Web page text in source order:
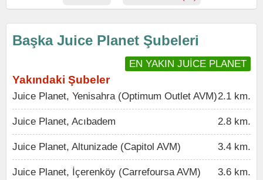
Başka Juice Planet Şubeleri
EN YAKIN JUİCE PLANET
Yakındaki Şubeler
Juice Planet, Yenisahra (Optimum Outlet AVM)2.1 km.
Juice Planet, Acıbadem 2.8 km.
Juice Planet, Altunizade (Capitol AVM) 3.4 km.
Juice Planet, İçerenköy (Carrefoursa AVM) 3.6 km.